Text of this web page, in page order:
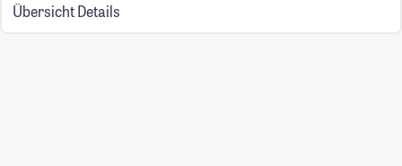
Übersicht Details